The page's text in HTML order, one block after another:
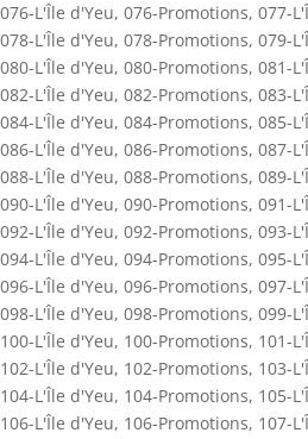
076-L'Île d'Yeu, 076-Promotions, 077-
078-L'Île d'Yeu, 078-Promotions, 079-
080-L'Île d'Yeu, 080-Promotions, 081-
082-L'Île d'Yeu, 082-Promotions, 083-
084-L'Île d'Yeu, 084-Promotions, 085-
086-L'Île d'Yeu, 086-Promotions, 087-
088-L'Île d'Yeu, 088-Promotions, 089-
090-L'Île d'Yeu, 090-Promotions, 091-
092-L'Île d'Yeu, 092-Promotions, 093-
094-L'Île d'Yeu, 094-Promotions, 095-
096-L'Île d'Yeu, 096-Promotions, 097-
098-L'Île d'Yeu, 098-Promotions, 099-
100-L'Île d'Yeu, 100-Promotions, 101-
102-L'Île d'Yeu, 102-Promotions, 103-
104-L'Île d'Yeu, 104-Promotions, 105-
106-L'Île d'Yeu, 106-Promotions, 107-